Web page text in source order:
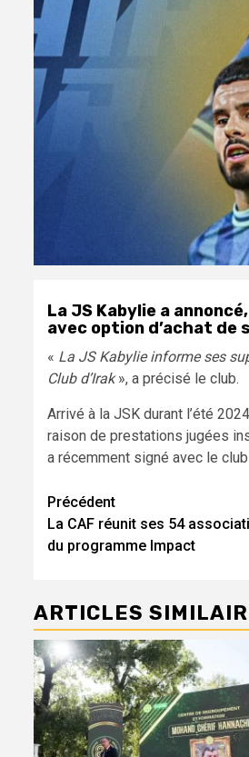
La JS Kabylie a
avec option d’achat de
« La JS Kabylie informe ses
Club d’Irak», a précisé le club.
Arrivé à la JSK durant l’été
raison de prestations jugées
a récemment signé avec le
Navigation
d’article
Précédent
La CAF réunit ses 54
du programme Impact
ARTICLES